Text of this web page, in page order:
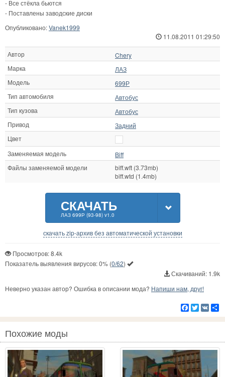
- Все стёкла бьются
- Поставлены заводские диски
Опубликовано:Vanek1999
11.08.2011 01:29:50
Автор
Chery
Марка
ЛАЗ
Модель
699Р
Тип автомобиля
Автобус
Тип кузова
Автобус
Привод
Задний
Цвет
Заменяемая модель
Biff
Файлы заменяемой модели
biff.wft (3.73mb)
biff.wtd (1.4mb)
СКАЧАТЬ
ЛАЗ 699Р (93-98) v1.0
скачать zip-архив без автоматической установки
Просмотров: 8.4k
Показатель выявления вирусов:0% (0/62)
Скачиваний: 1.9k
Неверно указан автор? Ошибка в описании мода? Напиши нам, друг!
Facebook
Twitter
VK
Похожие моды